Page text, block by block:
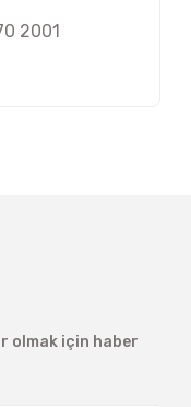
2001
olmak için haber